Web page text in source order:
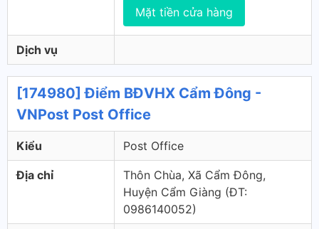
Mặt tiền cửa hàng
Dịch vụ
[174980] Điểm BĐVHX Cẩm Đông -
VNPost Post Office
Kiểu Post Office
Địa chỉ
Thôn Chùa, Xã Cẩm Đông,
Huyện Cẩm Giàng (ÐT:
0986140052)